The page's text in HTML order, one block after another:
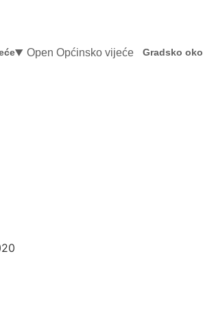
Open Općinsko vijeće Gradsko oko